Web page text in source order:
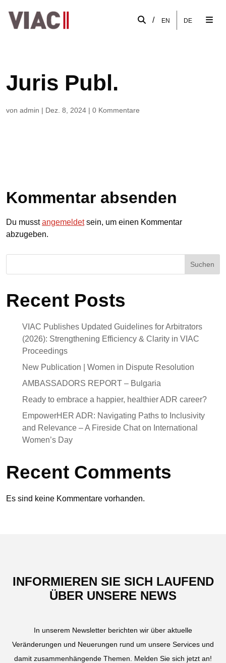
/ EN DE
Juris Publ.
von admin | Dez. 8, 2024 | 0 Kommentare
Kommentar absenden
Du musstangemeldetsein, um einen Kommentar
abzugeben.
Suchen
Recent Posts
VIAC Publishes Updated Guidelines for Arbitrators
(2026): Strengthening Efficiency & Clarity in VIAC
Proceedings
New Publication | Women in Dispute Resolution
AMBASSADORS REPORT – Bulgaria
Ready to embrace a happier, healthier ADR career?
EmpowerHER ADR: Navigating Paths to Inclusivity
and Relevance – A Fireside Chat on International
Women’s Day
Recent Comments
Es sind keine Kommentare vorhanden.
INFORMIEREN SIE SICH LAUFEND
ÜBER UNSERE NEWS
In unserem Newsletter berichten wir über aktuelle
Veränderungen und Neuerungen rund um unsere Services und
damit zusammenhängende Themen. Melden Sie sich jetzt an!